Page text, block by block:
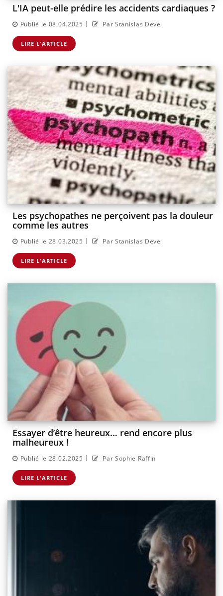
L'IA peut-elle prédire les accidents cardiaques ?
Publié le 08.04.2025 | Par Stanislas Deve
LIRE L'ARTICLE
Les psychopathes ne perçoivent pas la douleur
comme les autres
Publié le 28.03.2025 | Par Stanislas Deve
LIRE L'ARTICLE
Essayer d’être heureux… rend encore plus
malheureux !
Publié le 28.02.2025 | Par Sophie Raffin
LIRE L'ARTICLE